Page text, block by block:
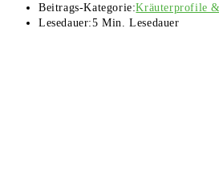
Beitrags-Kategorie:Kräuterprofile
Lesedauer:5 Min. Lesedauer